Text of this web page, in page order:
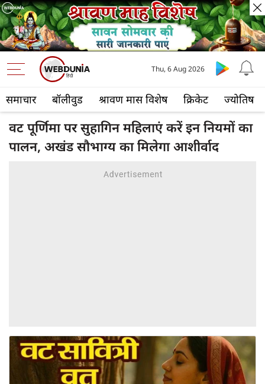
समाचार बॉलीवुड श्रावण मास विशेष क्रिकेट ज्योतिष
Thu, 6 Aug 2026
वट पूर्णिमा पर सुहागिन महिलाएं करें इन नियमों का
पालन, अखंड सौभाग्य का मिलेगा आशीर्वाद